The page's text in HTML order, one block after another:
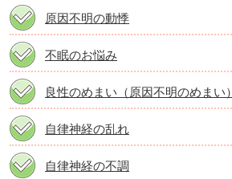
原因不明の動悸
不眠のお悩み
良性のめまい（原因不明のめまい）
自律神経の乱れ
自律神経の不調